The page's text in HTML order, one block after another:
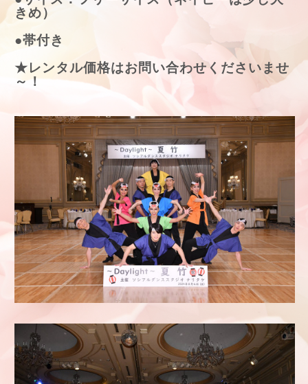
きめ）
●帯付き
★レンタル価格はお問い合わせくださいませ
～！